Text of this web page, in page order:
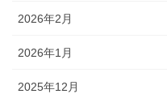
2026年2月
2026年1月
2025年12月